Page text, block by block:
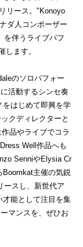
リース。"Konoyo
ダ人コンポーザー
を伴うライブパフ
します。
のソロパフォー
活動するシンセ奏
をはじめて即興を学
クディレクターと
品やライブでコラ
Well作品へも
SenniやElysia Cr
主催の気鋭
ースし、新世代ア
才能として注目を集
マンスを、ぜひお